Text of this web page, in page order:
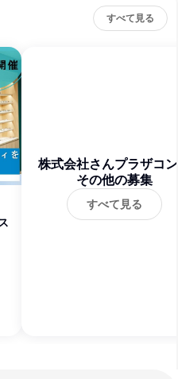
すべて見る
株式会社さんプラザコ
クトレンズ
その他の募集
すべて見る